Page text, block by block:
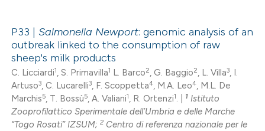
Citing Publications
Supporting
Mentioning
Contrasting
P33 |Salmonella Newport: genomic analysis of an
outbreak linked to the consumption of raw
sheep's milk products
C. Licciardi1, S. Primavilla1 L. Barco2, G. Baggio2, L. Villa3, I.
Artuso3, C. Lucarelli3, F. Scoppetta4, M.A. Leo4, M.L. De
Marchis5, T. Bossù5, A. Valiani1, R. Ortenzi1. | 1 Istituto
Zooprofilattico Sperimentale dell’Umbria e delle Marche
“Togo Rosati” IZSUM;2 Centro di referenza nazionale per le